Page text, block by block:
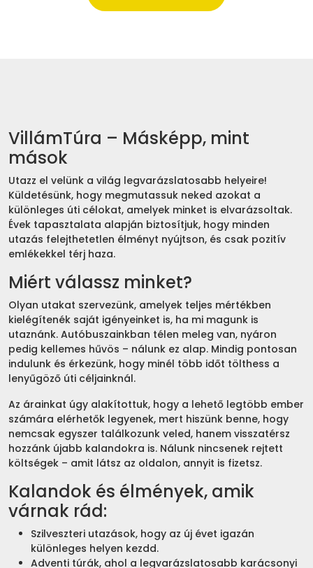
VillámTúra – Másképp, mint
mások
Utazz el velünk a világ legvarázslatosabb helyeire!
Küldetésünk, hogy megmutassuk neked azokat a
különleges úti célokat, amelyek minket is elvarázsoltak.
Évek tapasztalata alapján biztosítjuk, hogy minden
utazás felejthetetlen élményt nyújtson, és csak pozitív
emlékekkel térj haza.
Miért válassz minket?
Olyan utakat szervezünk, amelyek teljes mértékben
kielégítenék saját igényeinket is, ha mi magunk is
utaznánk. Autóbuszainkban télen meleg van, nyáron
pedig kellemes hűvös – nálunk ez alap. Mindig pontosan
indulunk és érkezünk, hogy minél több időt tölthess a
lenyűgöző úti céljainknál.
Az árainkat úgy alakítottuk, hogy a lehető legtöbb ember
számára elérhetők legyenek, mert hiszünk benne, hogy
nemcsak egyszer találkozunk veled, hanem visszatérsz
hozzánk újabb kalandokra is. Nálunk nincsenek rejtett
költségek – amit látsz az oldalon, annyit is fizetsz.
Kalandok és élmények, amik
várnak rád:
Szilveszteri utazások, hogy az új évet igazán
különleges helyen kezdd.
Adventi túrák, ahol a legvarázslatosabb karácsonyi